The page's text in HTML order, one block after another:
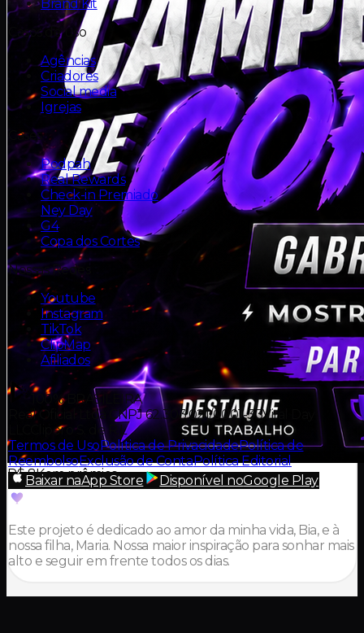
R$ 8Kem prêmios
Brand Kit
Casos de uso
Agências
Criadores
Social media
Igrejas
Cases
Podpah
Real Rewards
Check-in Premiado
Ney Day
G4
Copa dos Cortes
Nossas Redes
Youtube
Instagram
TikTok
ClipMap
Afiliados
100% BRASILEIRA
Real Oficial Ltda CNPJ 62.303.021/0001-33Viral Day
Clipero S. de R.L
Termos de UsoPolítica de PrivacidadePolítica de
ReembolsoExclusão de ContaPolítica Editorial
Baixar naApp Store Disponível noGoogle Play
Este projeto é dedicado ao amor da minha vida, Bia, e à
nossa filha, Maria. Nossa maior inspiração para sonhar mais
alto e seguir em frente todos os dias.